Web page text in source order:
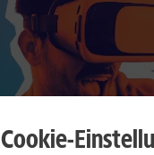
Cookie-